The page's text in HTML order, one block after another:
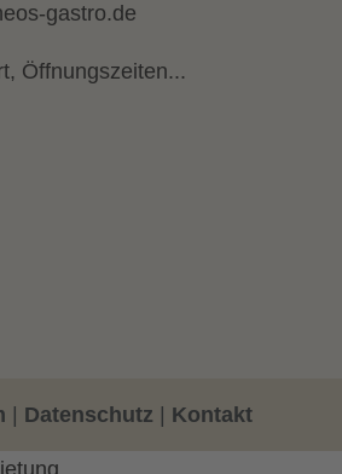
gastro.de
Öffnungszeiten...
Datenschutz Kontakt